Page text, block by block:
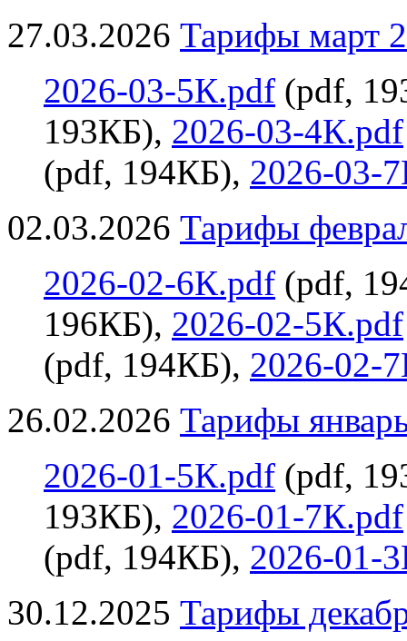
27.03.2026 Тарифы март
2026-03-5К.pdf (pdf,
193КБ), 2026-03-4К.pdf
(pdf, 194КБ), 2026-03-
02.03.2026 Тарифы
2026-02-6К.pdf (pdf,
196КБ), 2026-02-5К.pdf
(pdf, 194КБ), 2026-02-
26.02.2026 Тарифы
2026-01-5К.pdf (pdf,
193КБ), 2026-01-7К.pdf
(pdf, 194КБ), 2026-01-
30.12.2025 Тарифы